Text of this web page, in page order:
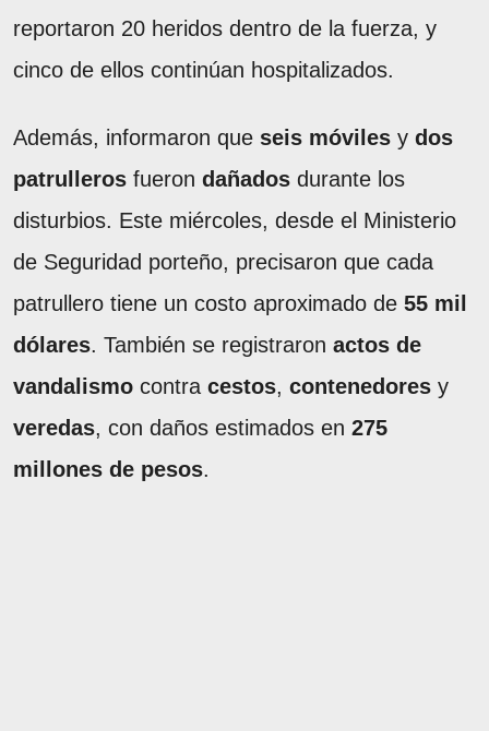
reportaron 20 heridos dentro de la fuerza, y
cinco de ellos continúan hospitalizados.
Además, informaron que seis móviles y dos
patrulleros fueron dañados durante los
disturbios. Este miércoles, desde el Ministerio
de Seguridad porteño, precisaron que cada
patrullero tiene un costo aproximado de 55 mil
dólares. También se registraron actos de
vandalismo contra cestos, contenedores y
veredas, con daños estimados en 275
millones de pesos.